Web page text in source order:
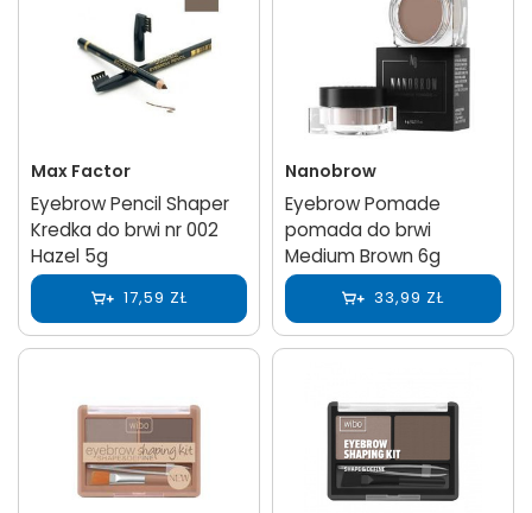
Max Factor
Eyebrow Pencil Shaper
Kredka do brwi nr 002
Hazel 5g
17,59 ZŁ
Nanobrow
Eyebrow Pomade
pomada do brwi
Medium Brown 6g
33,99 ZŁ